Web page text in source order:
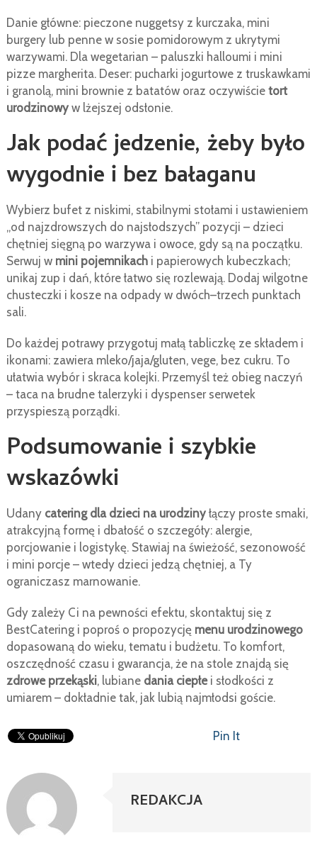
Danie główne: pieczone nuggetsy z kurczaka, mini
burgery lub penne w sosie pomidorowym z ukrytymi
warzywami. Dla wegetarian – paluszki halloumi i mini
pizze margherita. Deser: pucharki jogurtowe z truskawkami
i granolą, mini brownie z batatów oraz oczywiście tort
urodzinowyw lżejszej odsłonie.
Jak podać jedzenie, żeby było
wygodnie i bez bałaganu
Wybierz bufet z niskimi, stabilnymi stołami i ustawieniem
„od najzdrowszych do najsłodszych” pozycji – dzieci
chętniej sięgną po warzywa i owoce, gdy są na początku.
Serwuj w mini pojemnikachi papierowych kubeczkach;
unikaj zup i dań, które łatwo się rozlewają. Dodaj wilgotne
chusteczki i kosze na odpady w dwóch–trzech punktach
sali.
Do każdej potrawy przygotuj małą tabliczkę ze składem i
ikonami: zawiera mleko/jaja/gluten, vege, bez cukru. To
ułatwia wybór i skraca kolejki. Przemyśl też obieg naczyń
– taca na brudne talerzyki i dyspenser serwetek
przyspieszą porządki.
Podsumowanie i szybkie
wskazówki
Udany catering dla dzieci na urodzinyłączy proste smaki,
atrakcyjną formę i dbałość o szczegóły: alergie,
porcjowanie i logistykę. Stawiaj na świeżość, sezonowość
i mini porcje – wtedy dzieci jedzą chętniej, a Ty
ograniczasz marnowanie.
Gdy zależy Ci na pewności efektu, skontaktuj się z
BestCatering i poproś o propozycję menu urodzinowego
dopasowaną do wieku, tematu i budżetu. To komfort,
oszczędność czasu i gwarancja, że na stole znajdą się
zdrowe przekąski, lubiane dania ciepłei słodkości z
umiarem – dokładnie tak, jak lubią najmłodsi goście.
Pin It
REDAKCJA